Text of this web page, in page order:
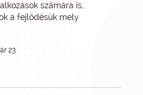
számára is,
a fejlődésük mely
23.